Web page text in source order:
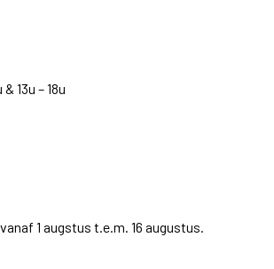
13u – 18u
1 augstus t.e.m. 16 augustus.